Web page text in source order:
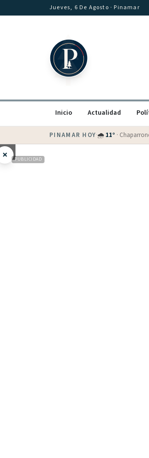
Saltar al contenidoJueves, 6 De Agosto · Pinamar
Inicio Actualidad
PINAMAR HOY·💵 Dólar blue$
× PUBLICIDAD